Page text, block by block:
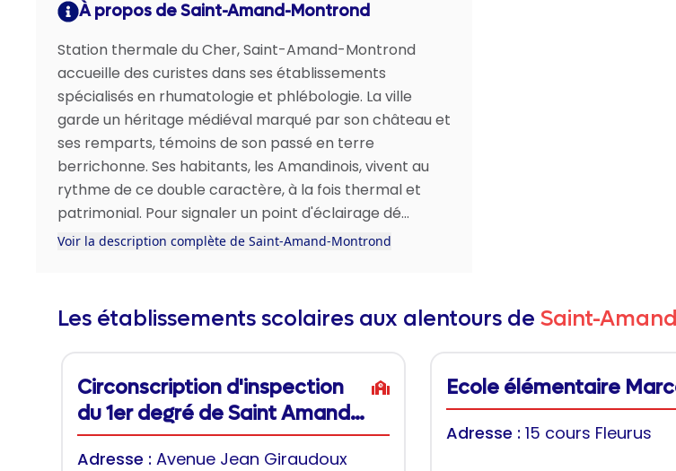
À propos de Saint-Amand-Montrond
Station thermale du Cher, Saint-Amand-Montrond
accueille des curistes dans ses établissements
spécialisés en rhumatologie et phlébologie. La ville
garde un héritage médiéval marqué par son château et
ses remparts, témoins de son passé en terre
berrichonne. Ses habitants, les Amandinois, vivent au
rythme de ce double caractère, à la fois thermal et
patrimonial. Pour signaler un point d'éclairage dé...
Voir la description complète de Saint-Amand-Montrond
Les établissements scolaires aux alentours de Saint-
Circonscription d'inspection
du 1er degré de Saint Amand
Montrond
Adresse : Avenue Jean Giraudoux
Ecole élémentaire
Adresse : 15 cours Fleurus